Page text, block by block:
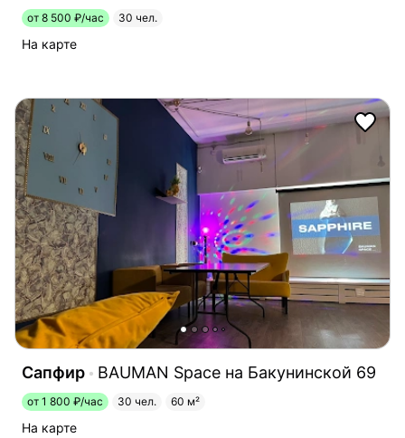
от 8 500 ₽/час 30 чел.
На карте
Сапфир BAUMAN Space на Бакунинской 69
от 1 800 ₽/час 30 чел. 60 м²
На карте